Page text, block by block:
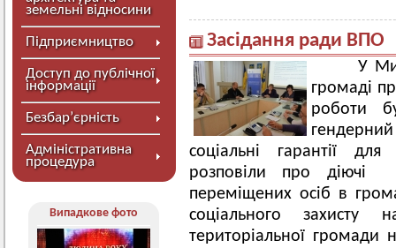
земельні відносини
Підприємництво
Доступ до публічної
інформації
Безбар’єрність
Адміністративна
процедура
Випадкове фото
Засідання ради ВПО
У
громаді
роботи
соціальні гарантії
розповіли про діючі
переміщених осіб в
соціального захисту
територіальної громади